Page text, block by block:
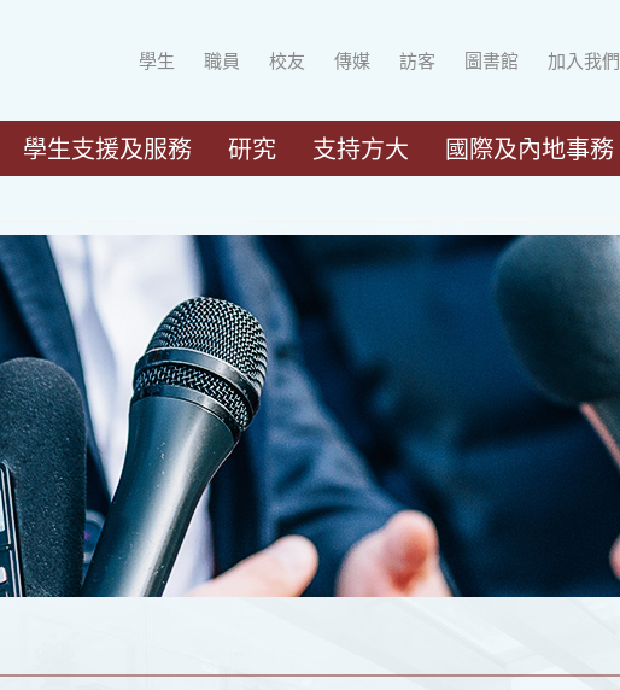
學生 職員 校友 傳媒 訪客 圖書館 加入我們
學生支援及服務 研究 支持方大 國際及內地事務